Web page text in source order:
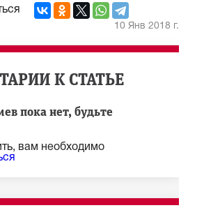
10 Янв 2018 г.
К СТАТЬЕ
пока нет, будьте
вам необходимо